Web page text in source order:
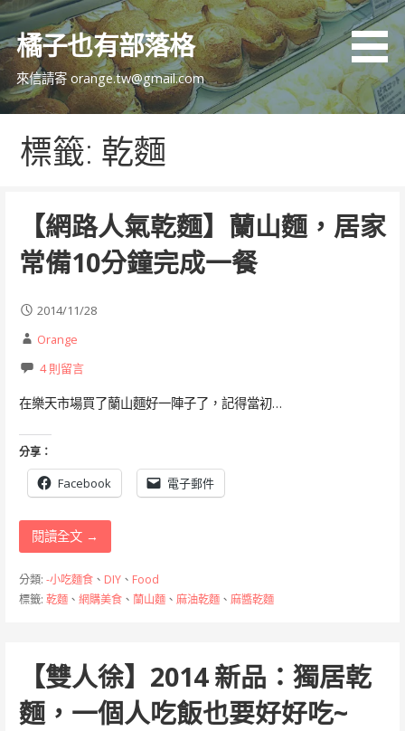
跳
主
內
橘子也有部落格
來信請寄 orange.tw@gmail.com
標籤: 乾麵
【網路人氣乾麵】蘭山麵，居家
常備10分鐘完成一餐
2014/11/28
Orange
4 則留言
在樂天市場買了蘭山麵好一陣子了，記得當初…
分享：
Facebook 電子郵件
閱讀全文 →
分類: -小吃麵食、 DIY、 Food
標籤: 乾麵、 網購美食、 蘭山麵、 麻油乾麵、 麻醬乾麵
【雙人徐】2014 新品：獨居乾
麵，一個人吃飯也要好好吃~